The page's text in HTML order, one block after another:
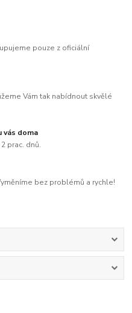
pouze z oficiální
Vám tak nabídnout skvělé
vás doma
prac. dnů.
bez problémů a rychle!